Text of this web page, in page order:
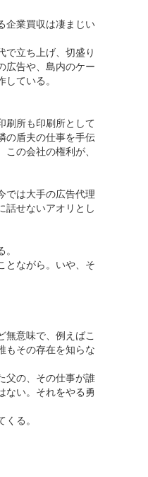
企業買収は凄まじい
で立ち上げ、切盛り
広告や、島内のケー
ている。
刷所も印刷所として
の盾夫の仕事を手伝
の会社の権利が、
では大手の広告代理
話せないアオリとし
とながら。いや、そ
無意味で、例えばこ
もその存在を知らな
父の、その仕事が誰
ない。それをやる勇
る。